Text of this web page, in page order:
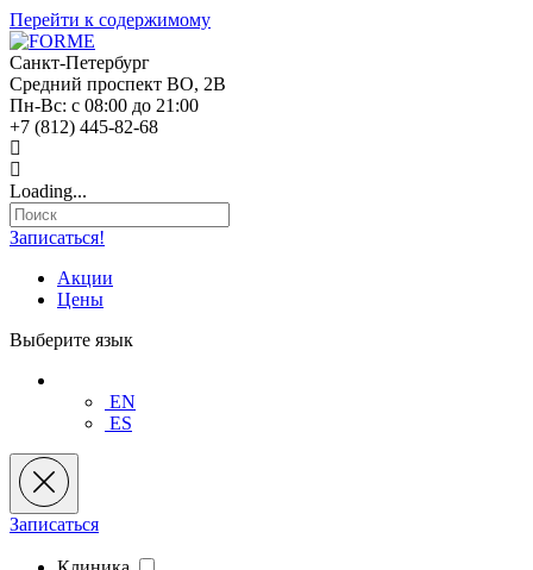
Перейти к содержимому
Санкт-Петербург
Средний проспект ВО, 2В
Пн-Вс: с 08:00 до 21:00
+7 (812) 445-82-68
Loading...
Записаться!
Акции
Цены
Выберите язык
EN
ES
Записаться